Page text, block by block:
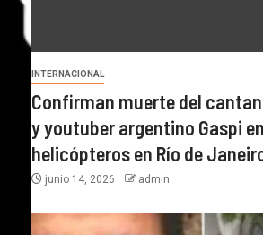
INTERNACIONAL
Confirman muerte del
y youtuber argentino Gaspi
helicópteros en Río de
junio 14, 2026 admin